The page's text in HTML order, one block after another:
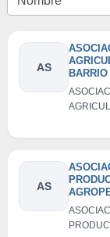
AS
AS
DE